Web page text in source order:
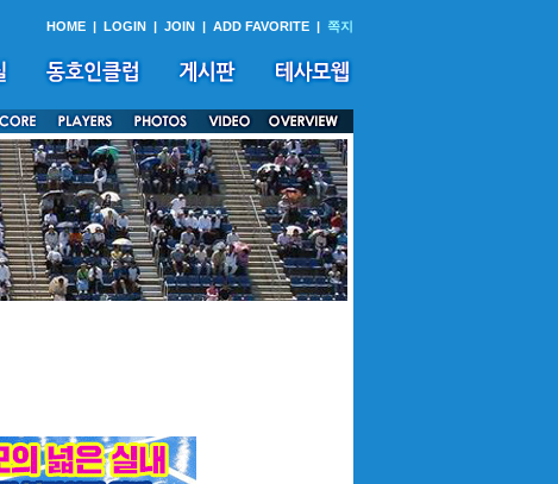
HOME | LOGIN | JOIN | ADD FAVORITE | 쪽지